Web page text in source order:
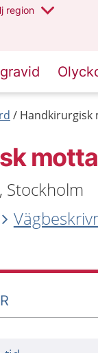
region
Handkirurgisk
Stockholm